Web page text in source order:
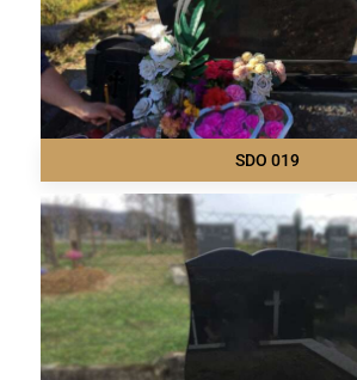
SDO 019